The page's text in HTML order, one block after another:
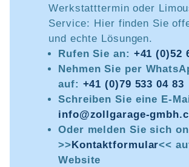
Werkstatttermin oder
Service: Hier finden Sie
und echte Lösungen.
Rufen Sie an: +41 (0)52
Nehmen Sie per
auf: +41 (0)79 533 04 83
Schreiben Sie eine E-
info@zollgarage-
Oder melden Sie sich
>> Kontaktformular<<
Website